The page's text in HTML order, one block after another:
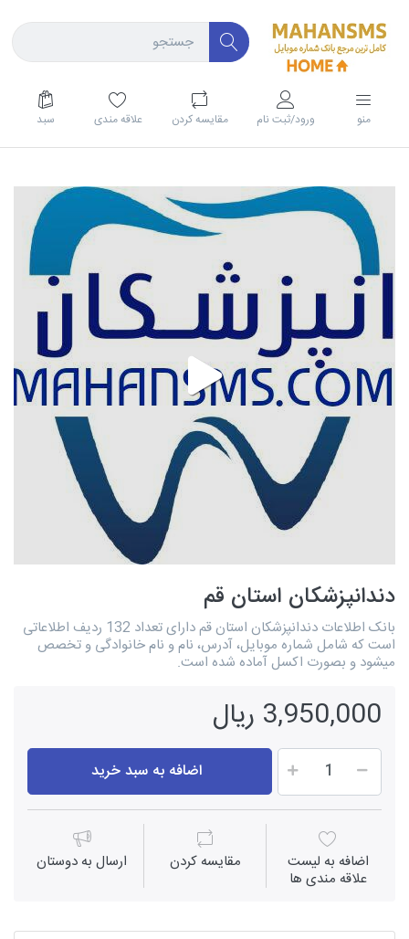
منو ورود/ثبت نام مقايسه كردن علاقه مندی سبد
دندانپزشکان استان قم
بانک اطلاعات دندانپزشکان استان قم دارای تعداد 132 ردیف اطلاعاتی
است که شامل شماره موبایل، آدرس، نام و نام خانوادگی و تخصص
میشود و بصورت اکسل آماده شده است.
3,950,000 ریال
اضافه به سبد خرید
اضافه به لیست
علاقه مندی ها
مقايسه كردن ارسال به دوستان